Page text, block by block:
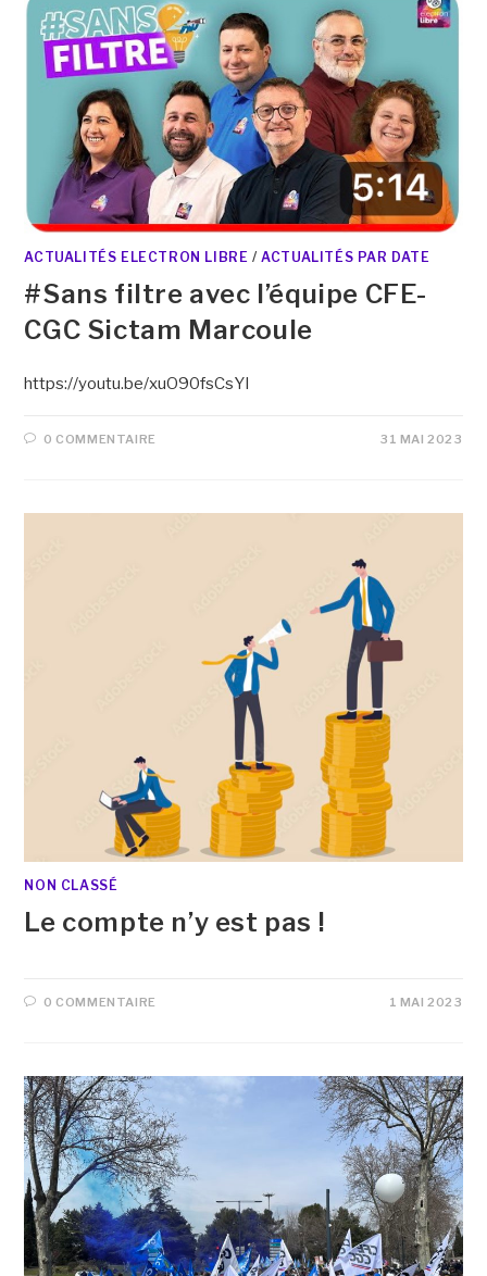
ACTUALITÉS ELECTRON LIBRE /ACTUALITÉS PAR DATE
#Sans filtre avec l’équipe CFE-
CGC Sictam Marcoule
https://youtu.be/xuO90fsCsYI
0 COMMENTAIRE 31 MAI 2023
NON CLASSÉ
Le compte n’y est pas !
0 COMMENTAIRE 1 MAI 2023